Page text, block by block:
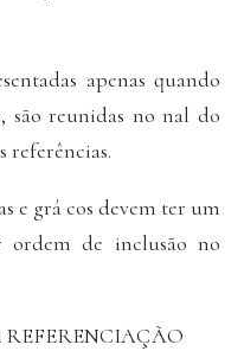
apenas quando
são reunidas no nal do
referências.
e grá cos devem ter um
ordem de inclusão no
REFERENCIAÇÃO